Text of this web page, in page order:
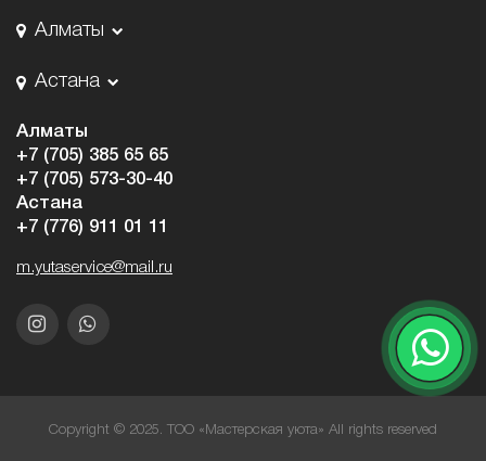
Алматы
Астана
Алматы
+7 (705) 385 65 65
+7 (705) 573-30-40
Астана
+7 (776) 911 01 11
m.yutaservice@mail.ru
Copyright © 2025. ТОО «Мастерская уюта» All rights reserved